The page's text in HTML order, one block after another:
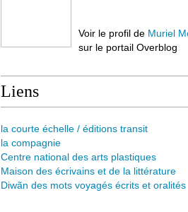
Voir le profil de Muriel
sur le portail Overblog
Liens
la courte échelle / éditions transit
la compagnie
Centre national des arts plastiques
Maison des écrivains et de la littérature
Diwãn des mots voyagés écrits et oralités